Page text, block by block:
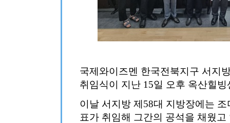
국제와이즈멘 한국전북지구 서지
취임식이 지난 15일 오후 옥산힐
이날 서지방 제58대 지방장에는
표가 취임해 그간의 공석을 채웠